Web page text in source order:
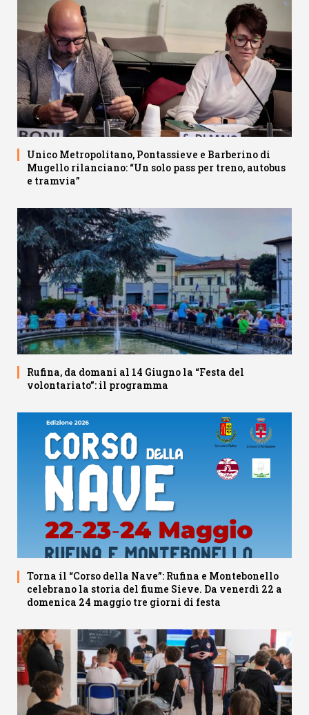
Unico Metropolitano, Pontassieve e Barberino di
Mugello rilanciano: “Un solo pass per treno, autobus
e tramvia”
Rufina, da domani al 14 Giugno la “Festa del
volontariato”: il programma
Torna il “Corso della Nave”: Rufina e Montebonello
celebrano la storia del fiume Sieve. Da venerdì 22 a
domenica 24 maggio tre giorni di festa